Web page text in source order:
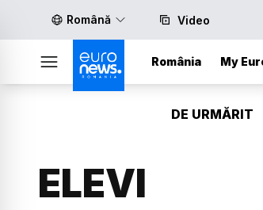
Română Video
România My
DE URMĂRIT
ELEVI